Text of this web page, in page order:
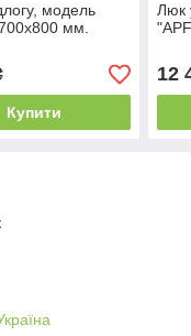
модель
мм.
Купити
Люк
12